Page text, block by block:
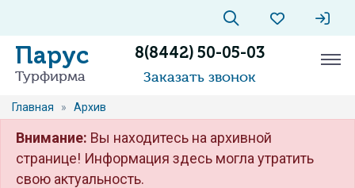
Парус
Турфирма
8(8442) 50-05-03
Заказать звонок
Главная » Архив
Внимание: Вы находитесь на архивной
странице! Информация здесь могла утратить
свою актуальность.